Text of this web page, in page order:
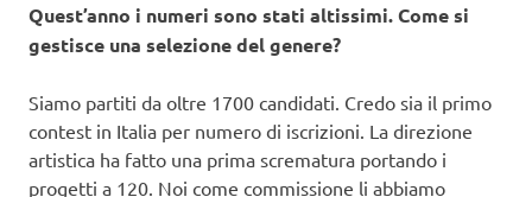
Quest’anno i numeri sono stati altissimi. Come si
gestisce una selezione del genere?
Siamo partiti da oltre 1700 candidati. Credo sia il primo
contest in Italia per numero di iscrizioni. La direzione
artistica ha fatto una prima scrematura portando i
progetti a 120. Noi come commissione li abbiamo